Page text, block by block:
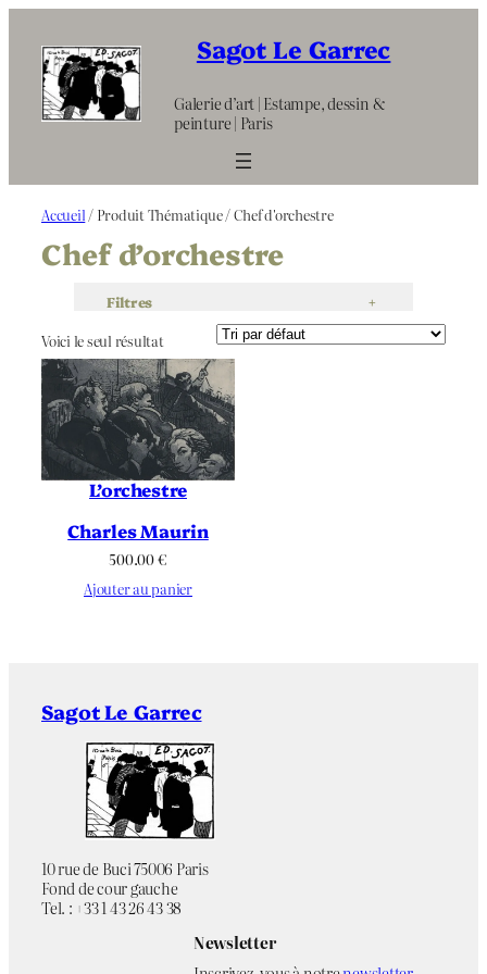
contenu
Sagot Le Garrec
Galerie d’art | Estampe, dessin &
peinture | Paris
Accueil / Produit Thématique / Chef d'orchestre
Chef d’orchestre
Filtres +
Voici le seul résultat
L’orchestre
Charles Maurin
500.00€
Ajouter au panier
Sagot Le Garrec
10 rue de Buci 75006 Paris
Fond de cour gauche
Tel. : +33 1 43 26 43 38
Newsletter